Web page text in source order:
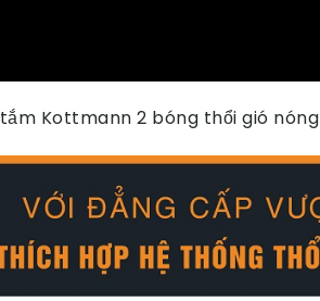
Kottmann 2 bóng thổi gió nóng